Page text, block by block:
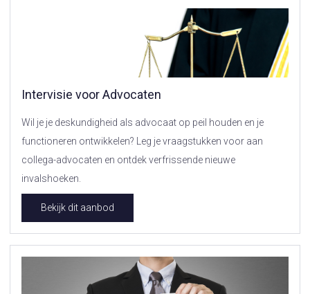
Intervisie voor Advocaten
Wil je je deskundigheid als advocaat op peil houden en je
functioneren ontwikkelen? Leg je vraagstukken voor aan
collega-advocaten en ontdek verfrissende nieuwe
invalshoeken.
Bekijk dit aanbod